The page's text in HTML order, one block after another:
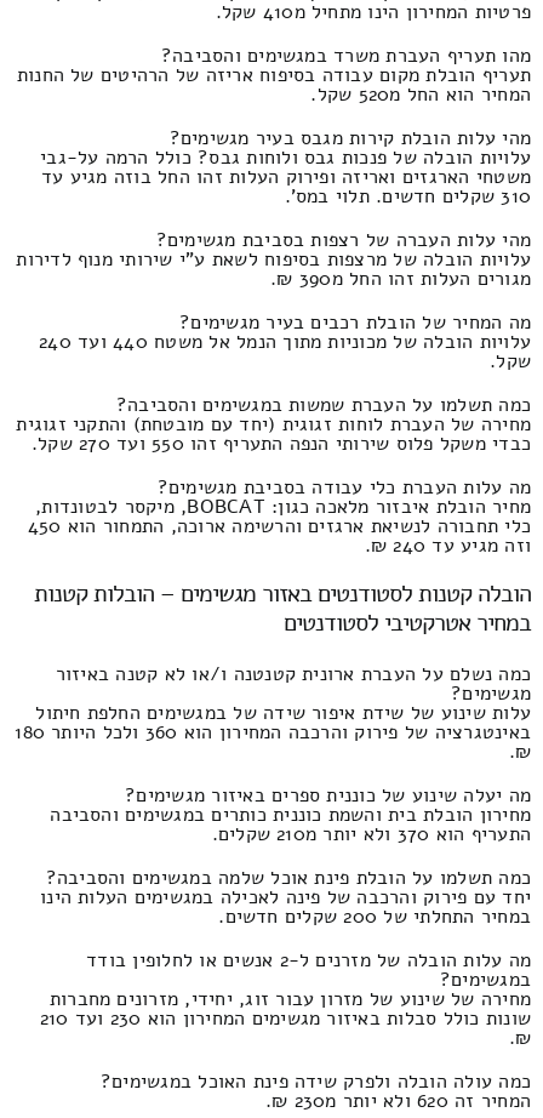
פרטיות המחירון הינו מתחיל מ410 שקל.
מהו תעריף העברת משרד במגשימים והסביבה?
תעריף הובלת מקום עבודה בסיפוח אריזה של הרהיטים של החנות
המחיר הוא החל מ520 שקל.
מהי עלות הובלת קירות מגבס בעיר מגשימים?
עלויות הובלה של פנכות גבס ולוחות גבס? כולל הרמה על-גבי
משטחי הארגזים ואריזה ופירוק העלות זהו החל בוזה מגיע עד
310 שקלים חדשים. תלוי במס'.
מהי עלות העברה של רצפות בסביבת מגשימים?
עלויות הובלה של מרצפות בסיפוח לשאת ע"י שירותי מנוף לדירות
מגורים העלות זהו החל מ390 ₪.
מה המחיר של הובלת רכבים בעיר מגשימים?
עלויות הובלה של מכוניות מתוך הנמל אל משטח 440 ועד 240
שקל.
כמה תשלמו על העברת שמשות במגשימים והסביבה?
מחירה של העברת לוחות זגוגית (יחד עם מובטחת) והתקני זגוגית
כבדי משקל פלוס שירותי הנפה התעריף זהו 550 ועד 270 שקל.
מה עלות העברת כלי עבודה בסביבת מגשימים?
מחיר הובלת איבזור מלאכה כגון: BOBCAT, מיקסר לבטונדות,
כלי תחבורה לנשיאת ארגזים והרשימה ארוכה, התמחור הוא 450
וזה מגיע עד 240 ₪.
הובלה קטנות לסטודנטים באזור מגשימים – הובלות קטנות
במחיר אטרקטיבי לסטודנטים
כמה נשלם על העברת ארונית קטנטנה ו/או לא קטנה באיזור
מגשימים?
עלות שינוע של שידת איפור שידה של במגשימים החלפת חיתול
באינטגרציה של פירוק והרכבה המחירון הוא 360 ולכל היותר 180
₪.
מה יעלה שינוע של כוננית ספרים באיזור מגשימים?
מחירון הובלת בית והשמת כוננית כותרים במגשימים והסביבה
התעריף הוא 370 ולא יותר מ210 שקלים.
כמה תשלמו על הובלת פינת אוכל שלמה במגשימים והסביבה?
יחד עם פירוק והרכבה של פינה לאכילה במגשימים העלות הינו
במחיר התחלתי של 200 שקלים חדשים.
מה עלות הובלה של מזרנים ל-2 אנשים או לחלופין בודד
במגשימים?
מחירה של שינוע של מזרון עבור זוג, יחידי, מזרונים מחברות
שונות כולל סבלות באיזור מגשימים המחירון הוא 230 ועד 210
₪.
כמה עולה הובלה ולפרק שידה פינת האוכל במגשימים?
המחיר זה 620 ולא יותר מ230 ₪.